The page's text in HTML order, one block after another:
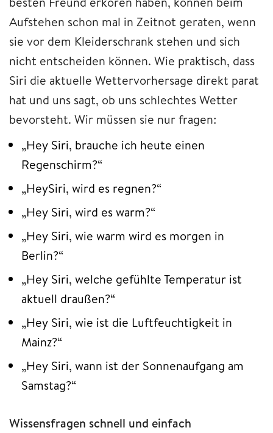
Aufstehen schon mal in Zeitnot geraten, wenn
sie vor dem Kleiderschrank stehen und sich
nicht entscheiden können. Wie praktisch, dass
Siri die aktuelle Wettervorhersage direkt parat
hat und uns sagt, ob uns schlechtes Wetter
bevorsteht. Wir müssen sie nur fragen:
„Hey Siri, brauche ich heute einen
Regenschirm?“
„HeySiri, wird es regnen?“
„Hey Siri, wird es warm?“
„Hey Siri, wie warm wird es morgen in
Berlin?“
„Hey Siri, welche gefühlte Temperatur ist
aktuell draußen?“
„Hey Siri, wie ist die Luftfeuchtigkeit in
Mainz?“
„Hey Siri, wann ist der Sonnenaufgang am
Samstag?“
Wissensfragen schnell und einfach